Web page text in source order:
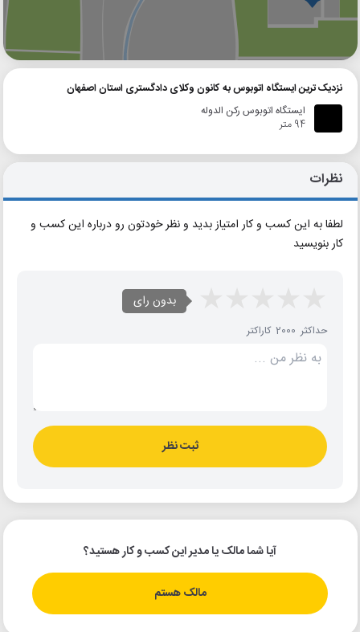
گوگل
نزدیک ترین ایستگاه اتوبوس به کانون وکلای دادگستری استان اصفهان
ایستگاه اتوبوس رکن الدوله
94 متر
نظرات
لطفا به این کسب و کار امتیاز بدید و نظر خودتون رو درباره این کسب و
کار بنویسید
بدون رای
حداکثر 2000 کاراکتر
ثبت نظر
آیا شما مالک یا مدیر این کسب و کار هستید؟
مالک هستم